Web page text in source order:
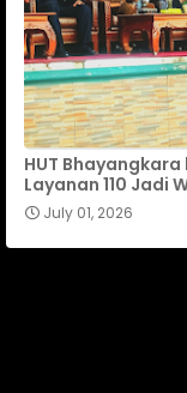
HUT
Layanan 110 Jadi
July 01, 2026